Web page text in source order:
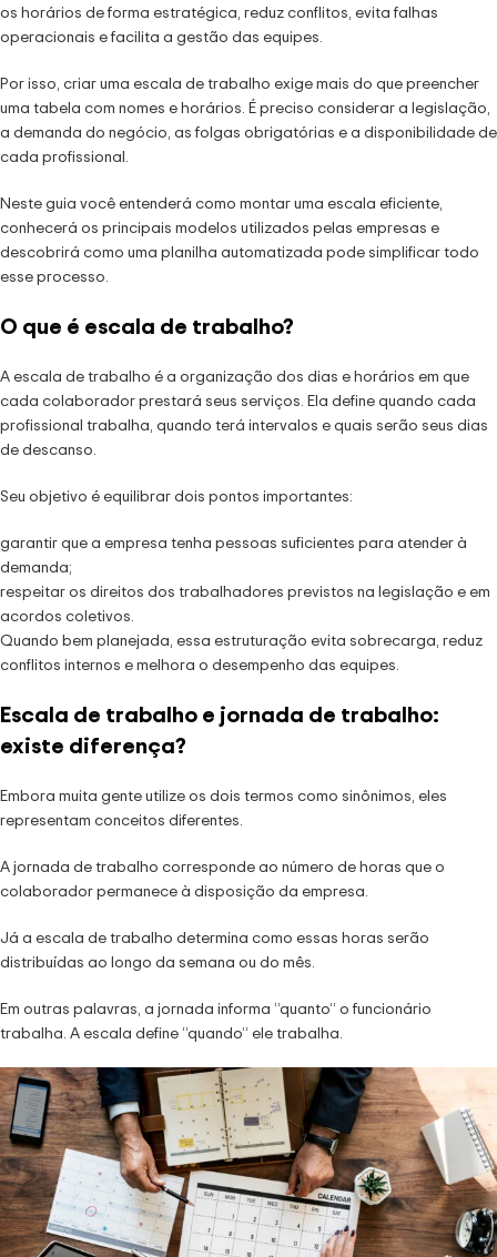
os horários de forma estratégica, reduz conflitos, evita falhas
operacionais e facilita a gestão das equipes.
Por isso, criar uma escala de trabalho exige mais do que preencher
uma tabela com nomes e horários. É preciso considerar a legislação,
a demanda do negócio, as folgas obrigatórias e a disponibilidade de
cada profissional.
Neste guia você entenderá como montar uma escala eficiente,
conhecerá os principais modelos utilizados pelas empresas e
descobrirá como uma planilha automatizada pode simplificar todo
esse processo.
O que é escala de trabalho?
A escala de trabalho é a organização dos dias e horários em que
cada colaborador prestará seus serviços. Ela define quando cada
profissional trabalha, quando terá intervalos e quais serão seus dias
de descanso.
Seu objetivo é equilibrar dois pontos importantes:
garantir que a empresa tenha pessoas suficientes para atender à
demanda;
respeitar os direitos dos trabalhadores previstos na legislação e em
acordos coletivos.
Quando bem planejada, essa estruturação evita sobrecarga, reduz
conflitos internos e melhora o desempenho das equipes.
Escala de trabalho e jornada de trabalho:
existe diferença?
Embora muita gente utilize os dois termos como sinônimos, eles
representam conceitos diferentes.
A jornada de trabalho corresponde ao número de horas que o
colaborador permanece à disposição da empresa.
Já a escala de trabalho determina como essas horas serão
distribuídas ao longo da semana ou do mês.
Em outras palavras, a jornada informa “quanto” o funcionário
trabalha. A escala define “quando” ele trabalha.